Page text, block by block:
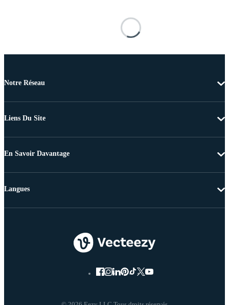
Notre Réseau
Liens Du Site
En Savoir Davantage
Langues